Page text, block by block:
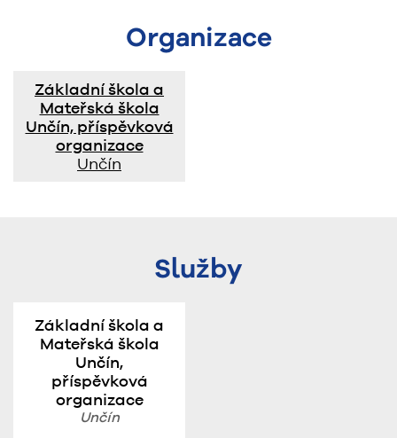
Organizace
Základní škola a
Mateřská škola
Unčín, příspěvková
organizace
Unčín
Služby
Základní škola a
Mateřská škola
Unčín,
příspěvková
organizace
Unčín